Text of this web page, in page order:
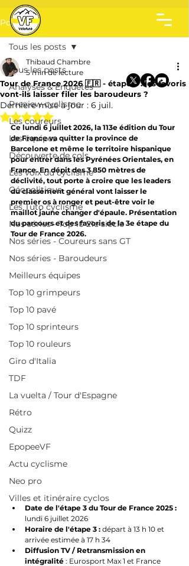
Post
Tous les posts
Analyses & Enquêtes
Preview cyclisme
Les coureurs
Les équipes
Découverte de cols
Les voix du cyclisme
Géopolitique
Les Tuto cyclisme
Nos séries - Top 10 21e siècle
Nos séries - Coureurs sans GT
Nos séries - Baroudeurs
Meilleurs équipes
Top 10 grimpeurs
Top 10 pavé
Top 10 sprinteurs
Top 10 rouleurs
Giro d'Italia
TDF
La vuelta / Tour d'Espagne
Rétro
Quizz
EpopeeVF
Actu cyclisme
Neo pro
Villes et itinéraire cyclos
Tous les posts
Tour de France 2026 🇫🇷 - étape 3 : les favoris
vont-ils laisser filer les baroudeurs ?
Thibaud Chambre
5 min de lecture
Dernière mise à jour : 6 juil.
Noté NaN étoiles sur 5.
Ce lundi 6 juillet 2026, la 113e édition du Tour
de France va quitter la province de
Barcelone et même le territoire hispanique
pour entrer dans les Pyrénées Orientales, en
France. En dépit des 3 850 mètres de
déclivité, tout porte à croire que les leaders
du classement général vont laisser le
premier os à ronger et peut-être voir le
maillot jaune changer d'épaule. Présentation
du parcours et des favoris de la 3e étape du
Tour de France 2026.
Date de l'étape 3 du Tour de France 2025 :
lundi 6 juillet 2026
Horaire de l'étape 3 : départ à 13 h 10 et
arrivée estimée à 17 h 34
Diffusion TV / Retransmission en
intégralité : Eurosport Max 1 et France